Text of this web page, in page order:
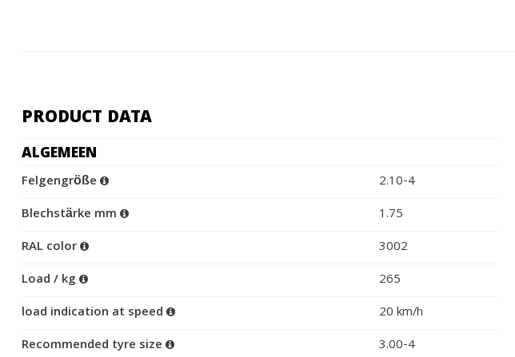
PRODUCT DATA
ALGEMEEN
Felgengröße
2.10-4
Blechstärke mm
1.75
RAL color
3002
Load / kg
265
load indication at speed
20 km/h
Recommended tyre size
3.00-4